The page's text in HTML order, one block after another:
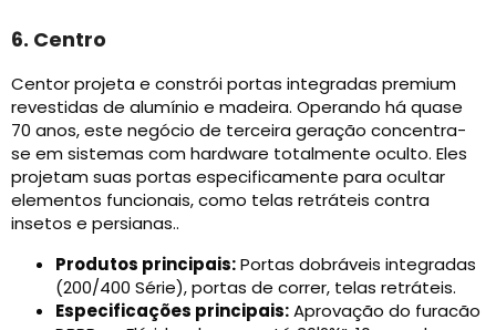
6. Centro
Centor projeta e constrói portas integradas premium
revestidas de alumínio e madeira. Operando há quase
70 anos, este negócio de terceira geração concentra-
se em sistemas com hardware totalmente oculto. Eles
projetam suas portas especificamente para ocultar
elementos funcionais, como telas retráteis contra
insetos e persianas..
Produtos principais:Portas dobráveis ​​integradas
(200/400 Série), portas de correr, telas retráteis.
Especificações principais:Aprovação do furacão